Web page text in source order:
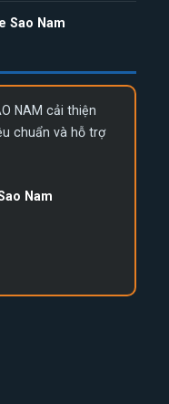
NAM cải thiện
chuẩn và hỗ trợ
Nam